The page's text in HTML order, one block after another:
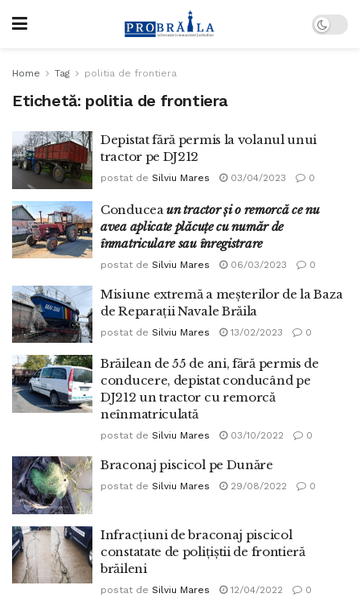
Home Tag politia de frontiera
Etichetă: politia de frontiera
Depistat fără permis la volanul unui
tractor pe DJ212
postat de Silviu Mares 03/04/2023 0
Conduceaun tractor și o remorcă ce nu
avea aplicate plăcuțe cu număr de
înmatriculare sau înregistrare
postat de Silviu Mares 06/03/2023 0
Misiune extremă a meșterilor de la Baza
de Reparaţii Navale Brăila
postat de Silviu Mares 13/02/2023 0
Brăilean de 55 de ani, fără permis de
conducere, depistat conducând pe
DJ212 un tractor cu remorcă
neînmatriculată
postat de Silviu Mares 03/10/2022 0
Braconaj piscicol pe Dunăre
postat de Silviu Mares 29/08/2022 0
Infracțiuni de braconaj piscicol
constatate de polițiștii de frontieră
brăileni
postat de Silviu Mares 12/04/2022 0